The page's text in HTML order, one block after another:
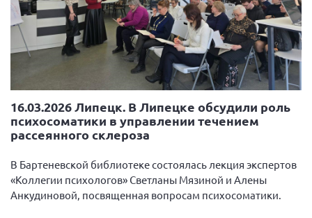
16.03.2026 Липецк. В Липецке обсудили роль
психосоматики в управлении течением
рассеянного склероза
В Бартеневской библиотеке состоялась лекция экспертов
«Коллегии психологов» Светланы Мязиной и Алены
Анкудиновой, посвященная вопросам психосоматики.